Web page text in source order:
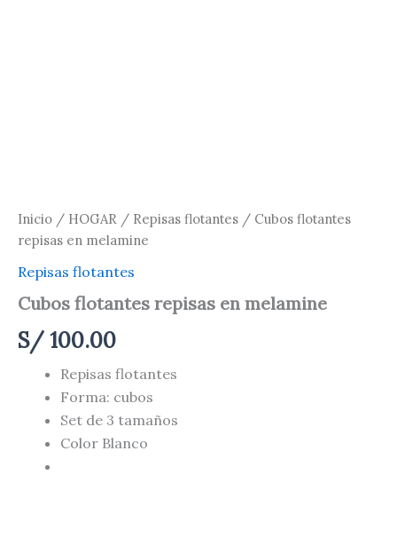
Inicio / HOGAR / Repisas flotantes / Cubos flotantes
repisas en melamine
Repisas flotantes
Cubos flotantes repisas en melamine
S/100.00
Repisas flotantes
Forma: cubos
Set de 3 tamaños
Color Blanco